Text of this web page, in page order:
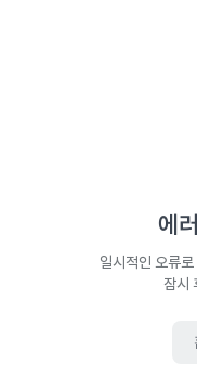
에
일시적인 오류
잠시